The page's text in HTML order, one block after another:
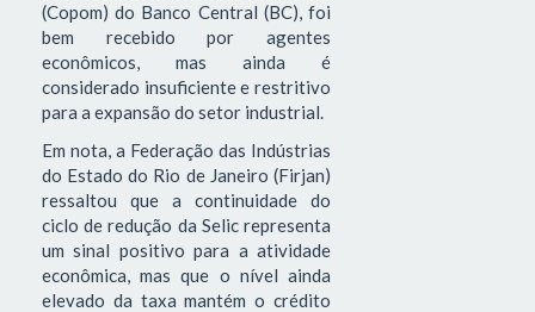
(Copom) do Banco Central (BC), foi
bem recebido por agentes
econômicos, mas ainda é
considerado insuficiente e restritivo
para a expansão do setor industrial.
Em nota, a Federação das Indústrias
do Estado do Rio de Janeiro (Firjan)
ressaltou que a continuidade do
ciclo de redução da Selic representa
um sinal positivo para a atividade
econômica, mas que o nível ainda
elevado da taxa mantém o crédito